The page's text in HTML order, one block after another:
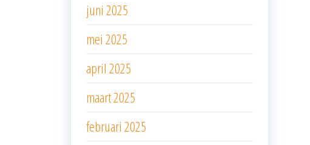
juni 2025
mei 2025
april 2025
maart 2025
februari 2025